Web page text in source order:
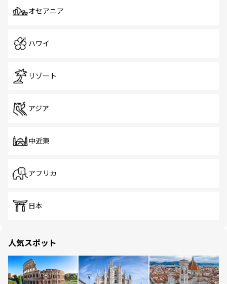
オセアニア
ハワイ
リゾート
アジア
中近東
アフリカ
日本
人気スポット